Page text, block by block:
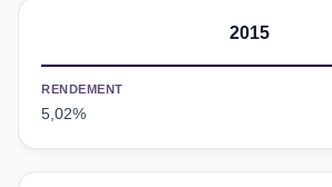
2015
RENDEMENT
5,02%